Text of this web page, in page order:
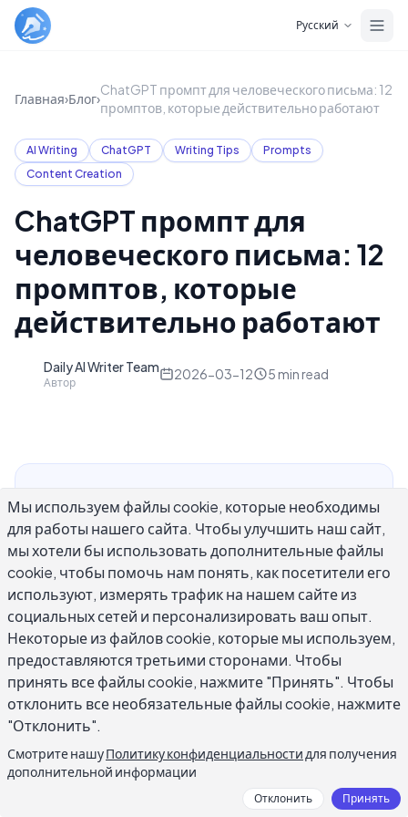
Русский
Главная›Блог›
ChatGPT промпт для человеческого письма: 12
промптов, которые действительно работают
AI Writing ChatGPT Writing Tips
Prompts
Content Creation
ChatGPT промпт для
человеческого письма: 12
промптов, которые
действительно работают
Daily AI Writer Team
Автор
2026-03-12 5 min read
Найти правильный ChatGPT промпт для
человеческого письма — один из самых
практичных навыков, которые вы можете
развить как пользователь AI. Когда промпты
размыты, результат звучит как шаблон —
жёсткие фразы, банальные переходы и
предложения, которые выглядят собранными,
а не написанными. Небольшие изменения в
том, как вы формулируете инструкции, делают
значительную разницу. Это руководство
содержит конкретные структуры промптов,
реальные примеры и ключевые переменные,
которые отделяют робототехничный
результат от текста, который действительно
Мы используем файлы cookie, которые необходимы
для работы нашего сайта. Чтобы улучшить наш сайт,
мы хотели бы использовать дополнительные файлы
cookie, чтобы помочь нам понять, как посетители его
используют, измерять трафик на нашем сайте из
социальных сетей и персонализировать ваш опыт.
Некоторые из файлов cookie, которые мы используем,
предоставляются третьими сторонами. Чтобы
принять все файлы cookie, нажмите "Принять". Чтобы
отклонить все необязательные файлы cookie, нажмите
"Отклонить".
Смотрите нашуПолитику конфиденциальности для получения
дополнительной информации
Отклонить Принять